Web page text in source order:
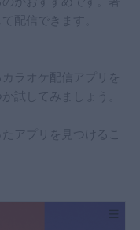
配信できます。
ラオケ配信アプリを
試してみましょう。
アプリを見つけるこ